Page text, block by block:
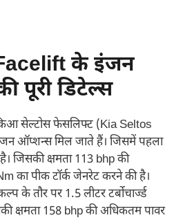
के इंजन
पूरी डिटेल्स
सेल्टोस फेसलिफ्ट (Kia Seltos
ऑप्शन्स मिल जाते हैं। जिसमें पहला
जिसकी क्षमता 113 bhp की
का पीक टॉर्क जेनरेट करने की है।
के तौर पर 1.5 लीटर टर्बोचार्ज्ड
क्षमता 158 bhp की अधिकतम पावर